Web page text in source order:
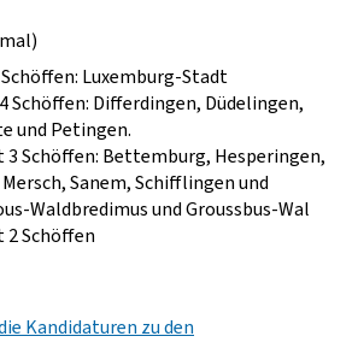
Luxemburg-Stadt
Schöffen: Differdingen, Düdelingen,
und Petingen.
3 Schöffen: Bettemburg, Hesperingen,
Sanem, Schifflingen und
Waldbredimus und Groussbus-Wal
2 Schöffen
Kandidaturen zu den